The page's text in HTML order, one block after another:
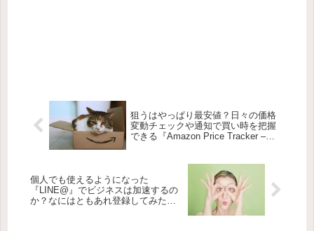
狙うはやっぱり最安値？日々の価格
変動チェックや通知で買い時を把握
できる『Amazon Price Tracker –
個人でも使えるようになった
『LINE@』でビジネスは加速するの
か？なにはともあれ登録してみたよ